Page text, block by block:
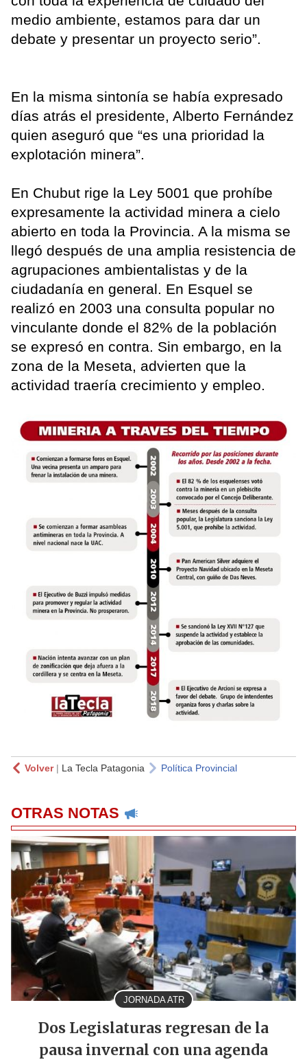
medio ambiente, estamos para dar un
debate y presentar un proyecto serio”.
En la misma sintonía se había expresado
días atrás el presidente, Alberto Fernández
quien aseguró que “es una prioridad la
explotación minera”.
En Chubut rige la Ley 5001 que prohíbe
expresamente la actividad minera a cielo
abierto en toda la Provincia. A la misma se
llegó después de una amplia resistencia de
agrupaciones ambientalistas y de la
ciudadanía en general. En Esquel se
realizó en 2003 una consulta popular no
vinculante donde el 82% de la población
se expresó en contra. Sin embargo, en la
zona de la Meseta, advierten que la
actividad traería crecimiento y empleo.
Volver| La Tecla Patagonia Política Provincial
OTRAS NOTAS
JORNADA ATR
Dos Legislaturas regresan de la
pausa invernal con una agenda